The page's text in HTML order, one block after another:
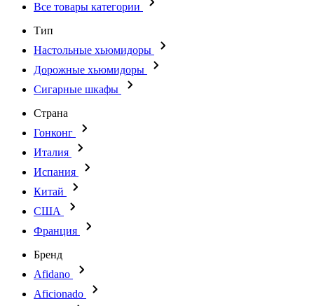
Все товары категории
Тип
Настольные хьюмидоры
Дорожные хьюмидоры
Сигарные шкафы
Страна
Гонконг
Италия
Испания
Китай
США
Франция
Бренд
Afidano
Aficionado